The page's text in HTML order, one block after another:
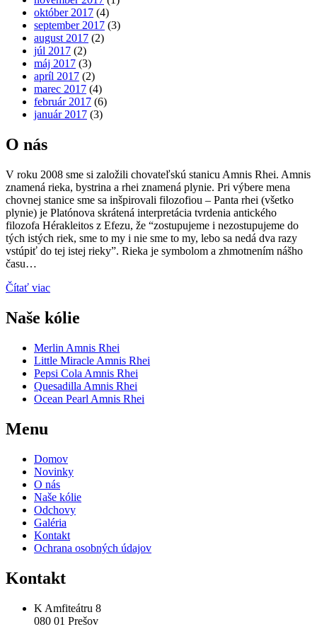
október 2017 (4)
september 2017 (3)
august 2017 (2)
júl 2017 (2)
máj 2017 (3)
apríl 2017 (2)
marec 2017 (4)
február 2017 (6)
január 2017 (3)
O nás
V roku 2008 sme si založili chovateľskú stanicu Amnis Rhei. Amnis
znamená rieka, bystrina a rhei znamená plynie. Pri výbere mena
chovnej stanice sme sa inšpirovali filozofiou – Panta rhei (všetko
plynie) je Platónova skrátená interpretácia tvrdenia antického
filozofa Hérakleitos z Efezu, že “zostupujeme i nezostupujeme do
tých istých riek, sme to my i nie sme to my, lebo sa nedá dva razy
vstúpiť do tej istej rieky”. Rieka je symbolom a zhmotnením nášho
času…
Čítať viac
Naše kólie
Merlin Amnis Rhei
Little Miracle Amnis Rhei
Pepsi Cola Amnis Rhei
Quesadilla Amnis Rhei
Ocean Pearl Amnis Rhei
Menu
Domov
Novinky
O nás
Naše kólie
Odchovy
Galéria
Kontakt
Ochrana osobných údajov
Kontakt
K Amfiteátru 8
080 01 Prešov